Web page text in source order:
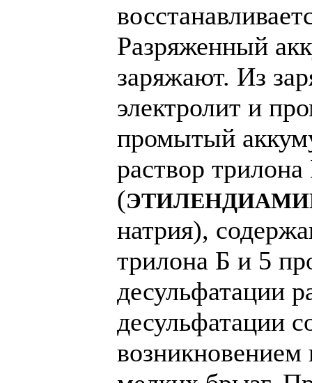
Разряженный
заряжают. Из
электролит и
промытый
раствор трилона
(
натрия),
трилона Б и 5
десульфатации
десульфатации
возникновением